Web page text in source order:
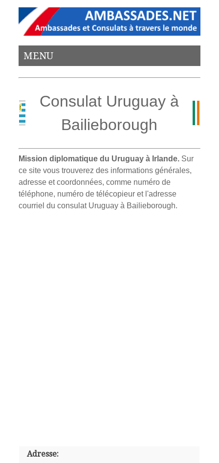
MENU
Consulat Uruguay à
Bailieborough
Mission diplomatique du Uruguay à Irlande. Sur
ce site vous trouverez des informations générales,
adresse et coordonnées, comme numéro de
téléphone, numéro de télécopieur et l'adresse
courriel du consulat Uruguay à Bailieborough.
Adresse: